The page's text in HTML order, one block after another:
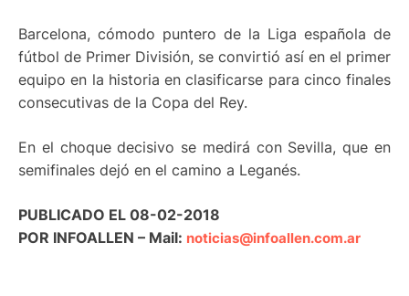
Barcelona, cómodo puntero de la Liga española de
fútbol de Primer División, se convirtió así en el primer
equipo en la historia en clasificarse para cinco finales
consecutivas de la Copa del Rey.
En el choque decisivo se medirá con Sevilla, que en
semifinales dejó en el camino a Leganés.
PUBLICADO EL 08-02-2018
POR INFOALLEN – Mail: noticias@infoallen.com.ar